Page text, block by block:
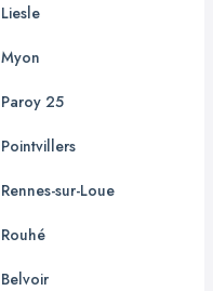
Liesle
Myon
Paroy 25
Pointvillers
Rennes-sur-Loue
Rouhé
Belvoir